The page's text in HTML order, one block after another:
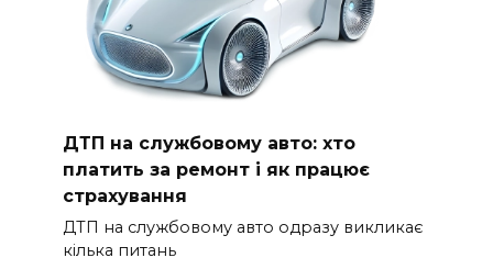
ДТП на службовому авто: хто
платить за ремонт і як працює
страхування
ДТП на службовому авто одразу викликає
кілька питань